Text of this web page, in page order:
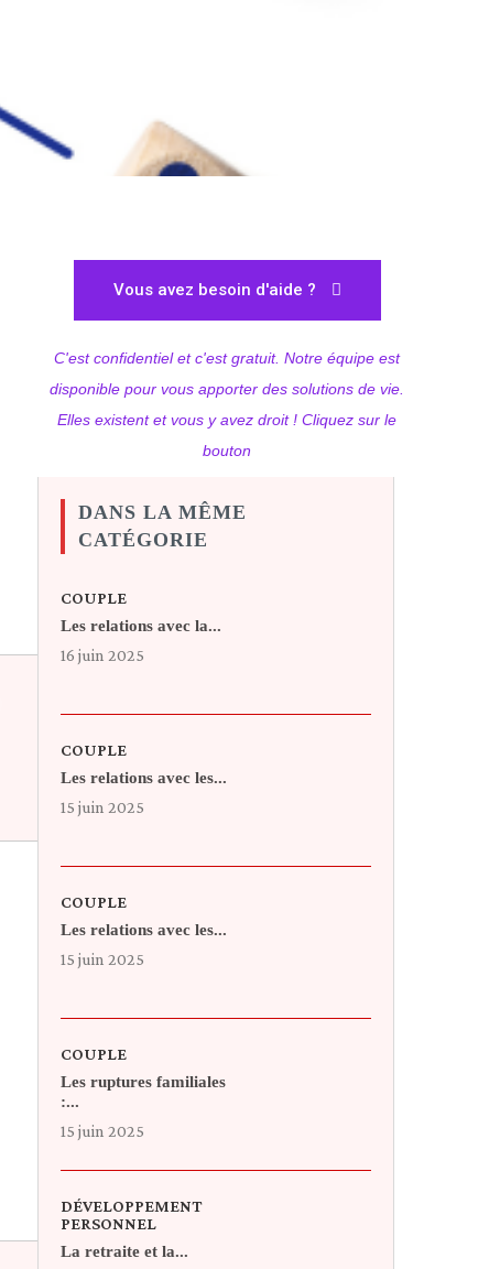
Vous avez besoin d'aide ?
C'est confidentiel et c'est gratuit. Notre équipe est
disponible pour vous apporter des solutions de vie.
Elles existent et vous y avez droit ! Cliquez sur le
bouton
DANS LA MÊME
CATÉGORIE
COUPLE
Les relations avec la...
16 juin 2025
COUPLE
Les relations avec les...
15 juin 2025
COUPLE
Les relations avec les...
15 juin 2025
COUPLE
Les ruptures familiales
:...
15 juin 2025
DÉVELOPPEMENT
PERSONNEL
La retraite et la...